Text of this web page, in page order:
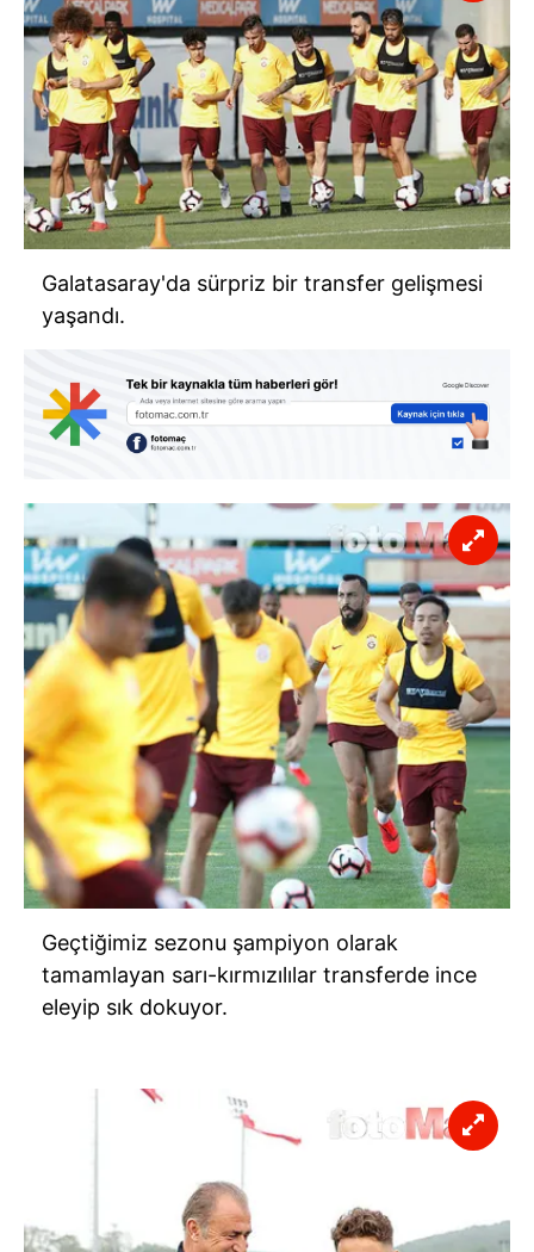
Galatasaray'da sürpriz bir transfer gelişmesi
yaşandı.
Geçtiğimiz sezonu şampiyon olarak
tamamlayan sarı-kırmızılılar transferde ince
eleyip sık dokuyor.